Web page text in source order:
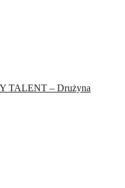
TALENT – Drużyna